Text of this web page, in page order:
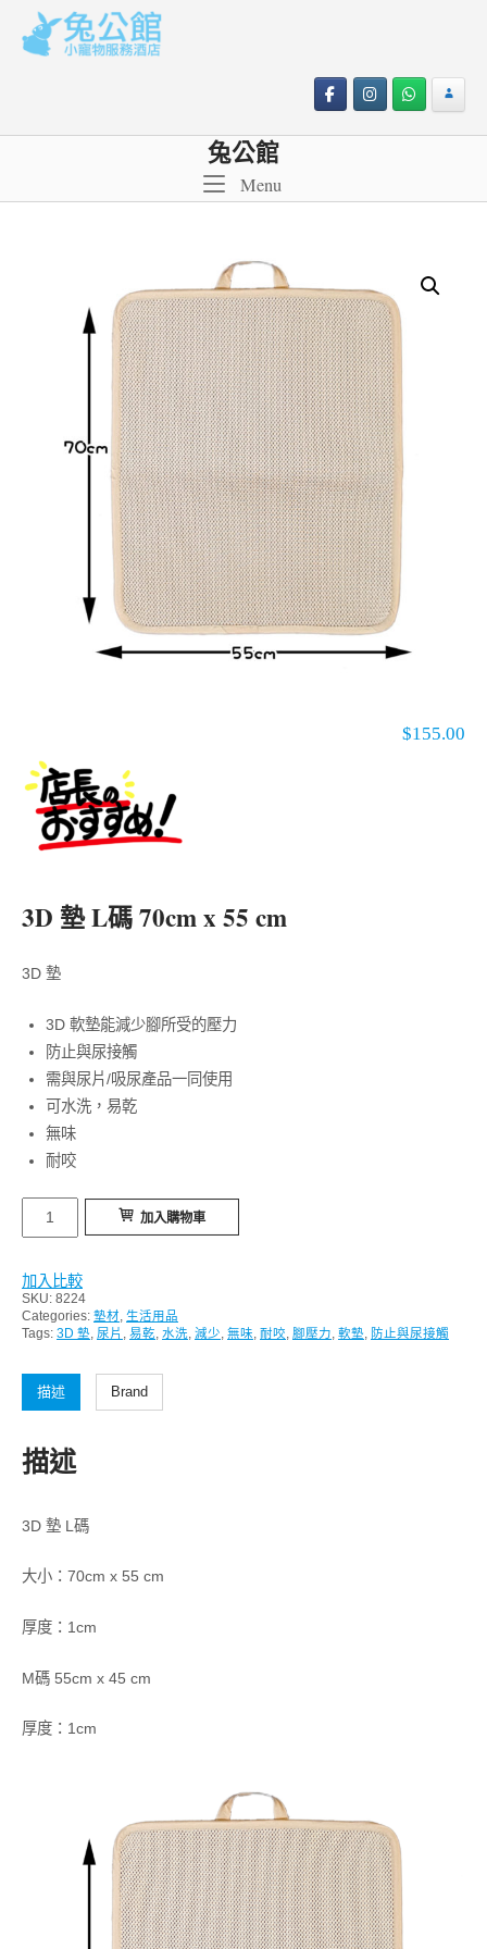
content
兔公館
MenuMenu
$155.00
3D 墊 L碼 70cm x 55 cm
3D 墊
3D 軟墊能減少腳所受的壓力
防止與尿接觸
需與尿片/吸尿產品一同使用
可水洗，易乾
無味
耐咬
墊
碼
70cm
55
cm
量
加入購物車
加入比較
SKU: 8224
Categories: 墊材 生活用品
Tags: 3D 墊 尿片 易乾 水洗 減少 無味 耐咬 腳壓力 軟墊 防止與尿接觸
描述 Brand
描述
3D 墊 L碼
大小：70cm x 55 cm
厚度：1cm
M碼 55cm x 45 cm
厚度：1cm